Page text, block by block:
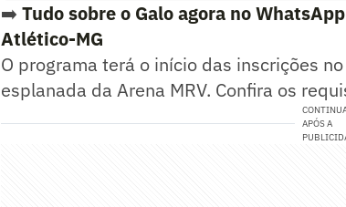
➡️ Tudo sobre o Galo agora no
Atlético-MG
O programa terá o início das inscrições
esplanada da Arena MRV. Confira os
APÓS A